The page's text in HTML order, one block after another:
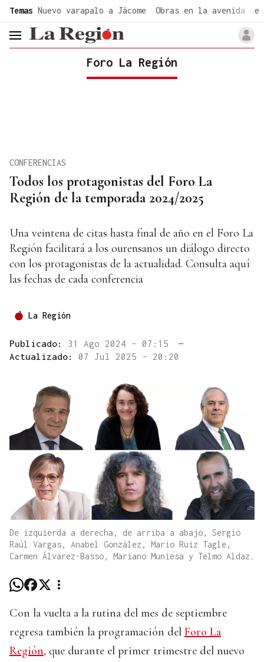
Temas Nuevo varapalo a Jácome Obras en la avenida de
header.menu.open
Foro La Región
Todos los protagonistas del Foro La
Región de la temporada 2024/2025
CONFERENCIAS
Una veintena de citas hasta final de año en el Foro La
Región facilitará a los ourensanos un diálogo directo
con los protagonistas de la actualidad. Consulta aquí
las fechas de cada conferencia
La Región
Publicado: 31 Ago 2024 - 07:15
—
Actualizado: 07 Jul 2025 - 20:20
De izquierda a derecha, de arriba a abajo, Sergio
Raúl Vargas, Anabel González, Mario Ruiz Tagle,
Carmen Álvarez-Basso, Mariano Muniesa y Telmo Aldaz.
Con la vuelta a la rutina del mes de septiembre
regresa también la programación del Foro La
Región, que durante el primer trimestre del nuevo